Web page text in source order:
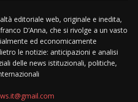
editoriale web, originale e inedita,
D’Anna, che si rivolge a un vasto
ed economicamente
le notizie: anticipazioni e analisi
delle news istituzionali, politiche,